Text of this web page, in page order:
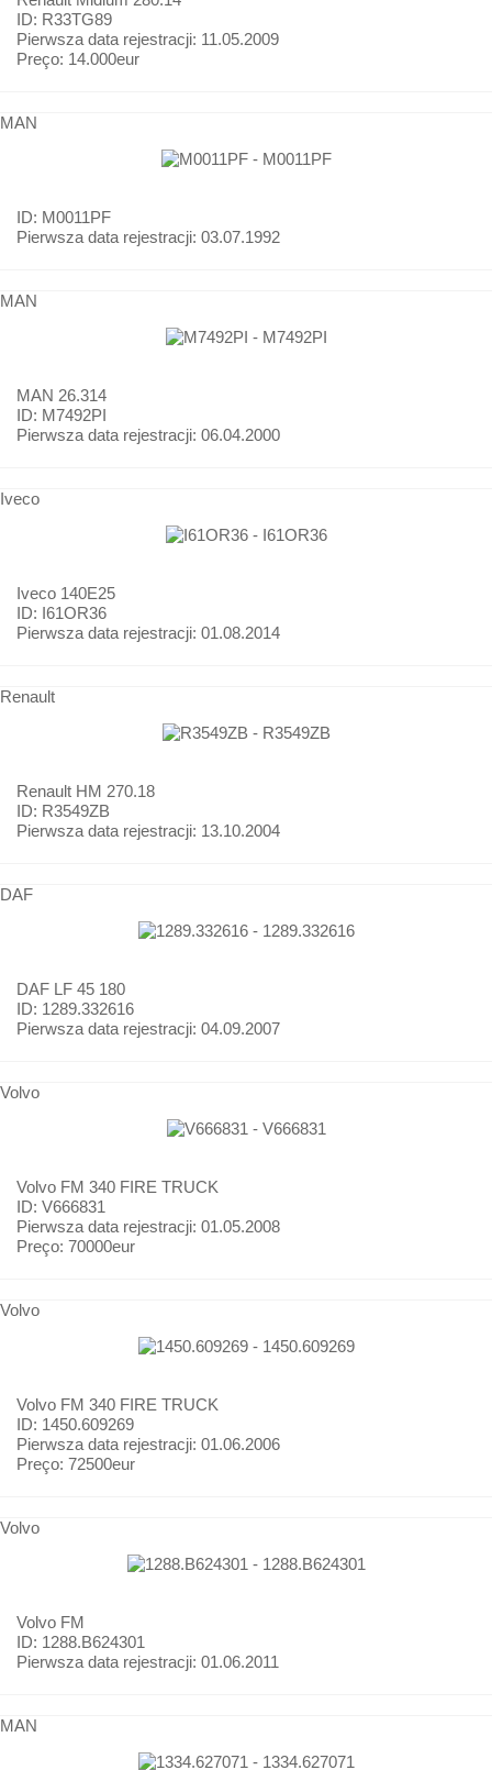
ID: R33TG89
Pierwsza data rejestracji: 11.05.2009
Preço: 14.000eur
MAN
ID: M0011PF
Pierwsza data rejestracji: 03.07.1992
MAN
MAN 26.314
ID: M7492PI
Pierwsza data rejestracji: 06.04.2000
Iveco
Iveco 140E25
ID: I61OR36
Pierwsza data rejestracji: 01.08.2014
Renault
Renault HM 270.18
ID: R3549ZB
Pierwsza data rejestracji: 13.10.2004
DAF
DAF LF 45 180
ID: 1289.332616
Pierwsza data rejestracji: 04.09.2007
Volvo
Volvo FM 340 FIRE TRUCK
ID: V666831
Pierwsza data rejestracji: 01.05.2008
Preço: 70000eur
Volvo
Volvo FM 340 FIRE TRUCK
ID: 1450.609269
Pierwsza data rejestracji: 01.06.2006
Preço: 72500eur
Volvo
Volvo FM
ID: 1288.B624301
Pierwsza data rejestracji: 01.06.2011
MAN